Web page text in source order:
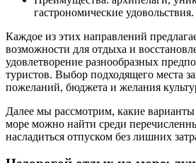
гастрономические удовольствия.
Каждое из этих направлений
возможности для отдыха и
удовлетворение разнообразных
туристов. Выбор подходящего места
пожеланий, бюджета и желания
Далее мы рассмотрим, какие
море можно найти среди
насладиться отпуском без лишних